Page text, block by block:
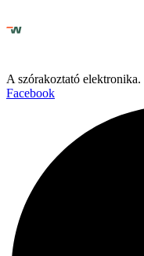
A szórakoztató elektronika.
Facebook